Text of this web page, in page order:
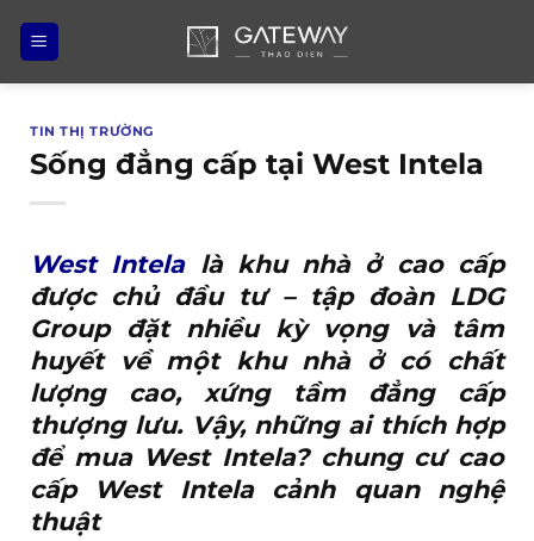
qua
nội
TIN THỊ TRƯỜNG
Sống đẳng cấp tại West Intela
West Intela là khu nhà ở cao cấp
được chủ đầu tư – tập đoàn LDG
Group đặt nhiều kỳ vọng và tâm
huyết về một khu nhà ở có chất
lượng cao, xứng tầm đẳng cấp
thượng lưu. Vậy, những ai thích hợp
để mua West Intela? chung cư cao
cấp West Intela cảnh quan nghệ
thuật